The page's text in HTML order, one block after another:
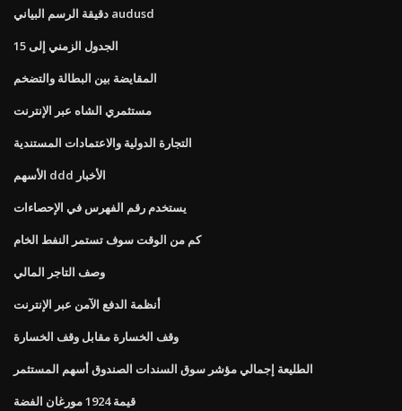
دقيقة الرسم البياني audusd
الجدول الزمني إلى 15
المقايضة بين البطالة والتضخم
مستثمري الشاه عبر الإنترنت
التجارة الدولية والاعتمادات المستندية
الأسهم ddd الأخبار
يستخدم رقم الفهرس في الإحصاءات
كم من الوقت سوف تستمر النفط الخام
وصف التاجر المالي
أنظمة الدفع الآمن عبر الإنترنت
وقف الخسارة مقابل وقف الخسارة
الطليعة إجمالي مؤشر سوق السندات الصندوق أسهم المستثمر
قيمة 1924 مورغان الفضة